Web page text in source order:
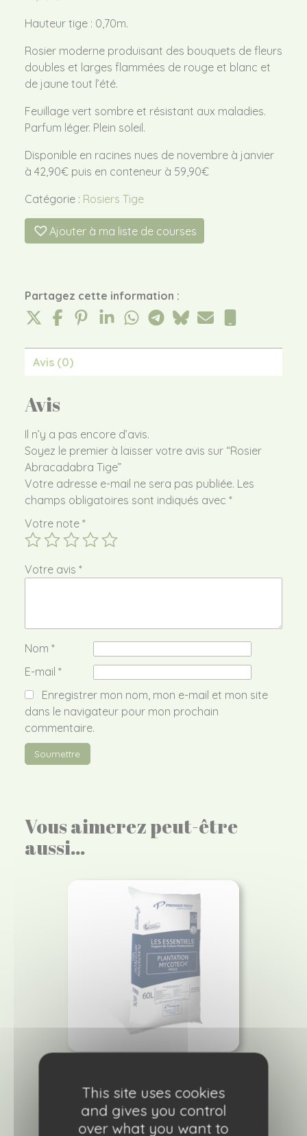
Hauteur tige : 0,70m.
Rosier moderne produisant des bouquets de fleurs
doubles et larges flammées de rouge et blanc et
de jaune tout l’été.
Feuillage vert sombre et résistant aux maladies.
Parfum léger. Plein soleil.
Disponible en racines nues de novembre à janvier
à 42,90€ puis en conteneur à 59,90€
Catégorie : Rosiers Tige
Ajouter à ma liste de courses
Partagez cette information :
Avis (0)
Avis
Il n’y a pas encore d’avis.
Soyez le premier à laisser votre avis sur “Rosier
Abracadabra Tige”
Votre adresse e-mail ne sera pas publiée. Les
champs obligatoires sont indiqués avec *
Votre note *
Votre avis *
Nom *
E-mail *
Enregistrer mon nom, mon e-mail et mon site
dans le navigateur pour mon prochain
commentaire.
Vous aimerez peut-être
aussi…
18,00€
Ajouter à ma liste de courses
This site uses cookies
and gives you control
over what you want to